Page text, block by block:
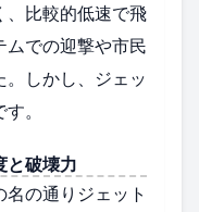
、比較的低速で飛
での迎撃や市民
しかし、ジェッ
。
と破壊力
の通りジェット